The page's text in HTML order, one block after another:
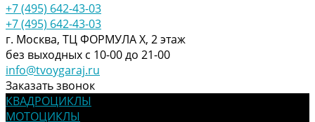
+7 (495) 642-43-03
+7 (495) 642-43-03
г. Москва, ТЦ ФОРМУЛА Х, 2 этаж
без выходных с 10-00 до 21-00
info@tvoygaraj.ru
Заказать звонок
КВАДРОЦИКЛЫ
МОТОЦИКЛЫ